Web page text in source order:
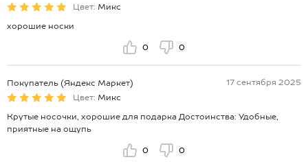
Цвет: Микс
хорошие носки
0 0
Покупатель (Яндекс Маркет)
17 сентября 2025
Цвет: Микс
Крутые носочки, хорошие для подарка Достоинства: Удобные,
приятные на ощупь
0 0